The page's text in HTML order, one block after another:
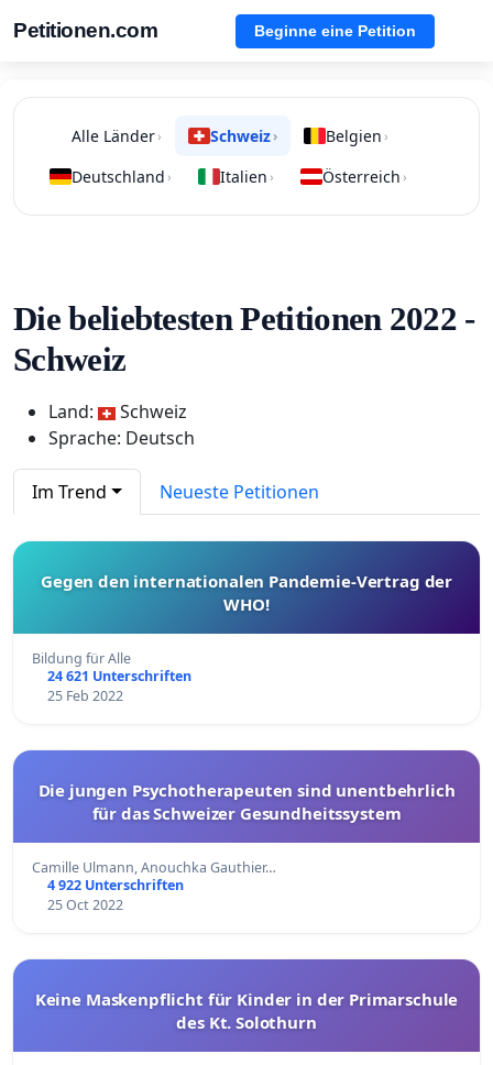
Petitionen.com Beginne eine Petition
Alle Länder› Schweiz› Belgien ›
Deutschland › Italien › Österreich ›
Die beliebtesten Petitionen 2022 -
Schweiz
Land:
Schweiz
Sprache: Deutsch
Im Trend Neueste Petitionen
Gegen den internationalen Pandemie-Vertrag der
WHO!
Bildung für Alle
24 621 Unterschriften
25 Feb 2022
Die jungen Psychotherapeuten sind unentbehrlich
für das Schweizer Gesundheitssystem
Camille Ulmann, Anouchka Gauthier…
4 922 Unterschriften
25 Oct 2022
Keine Maskenpflicht für Kinder in der Primarschule
des Kt. Solothurn